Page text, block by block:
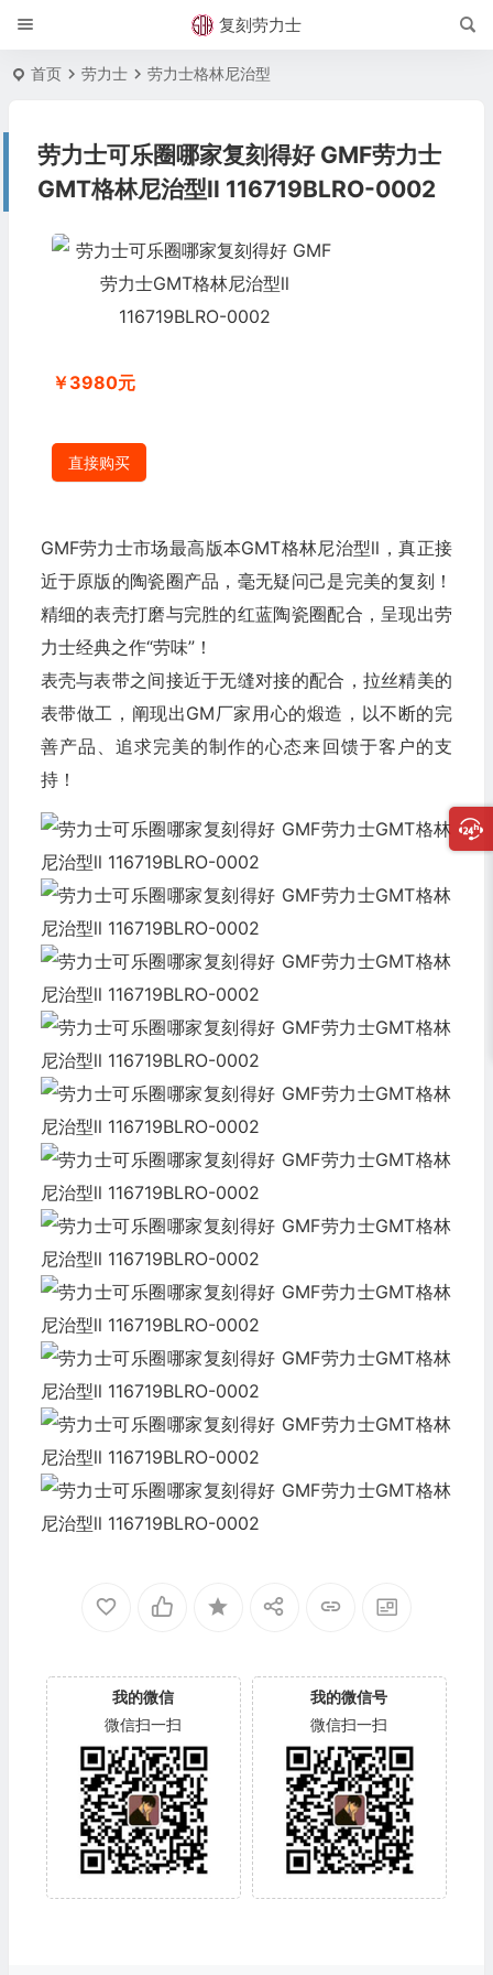
复刻劳力士
首页 劳力士 劳力士格林尼治型
劳力士可乐圈哪家复刻得好 GMF劳力士
GMT格林尼治型ll 116719BLRO-0002
￥3980元
直接购买
GMF劳力士市场最高版本GMT格林尼治型ll，真正接
近于原版的陶瓷圈产品，毫无疑问己是完美的复刻！
精细的表壳打磨与完胜的红蓝陶瓷圈配合，呈现出劳
力士经典之作“劳味”！
表壳与表带之间接近于无缝对接的配合，拉丝精美的
表带做工，阐现出GM厂家用心的煅造，以不断的完
善产品、追求完美的制作的心态来回馈于客户的支
持！
我的微信
微信扫一扫
我的微信号
微信扫一扫